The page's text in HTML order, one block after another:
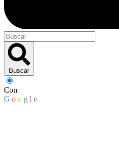
Buscar
Con
G o o g l e